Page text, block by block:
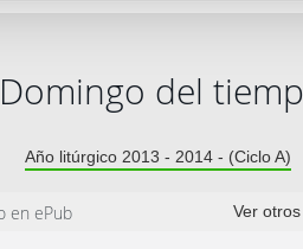
del
Año litúrgico 2013 - 2014 - (Ciclo A)
en ePub Ver